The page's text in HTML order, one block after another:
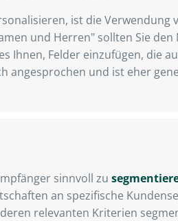
ist die
und Herren" sollten Sie den
Ihnen, Felder einzufügen, die
und ist eher
sinnvoll zu
an spezifische
relevanten Kriterien